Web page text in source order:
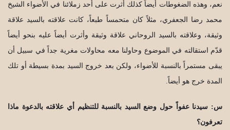
نعم، وهذه الضغوطات أيضاً كذلك أثرت على أحد زملائنا في الأضواء الشيخ
محمد رضا الجعفري، مثلاً كان متحمساً طبعاً، كانت علاقته بالسيد علاقة
وثيقة، وعلاقته بالسيد الروحاني علاقة وثيقة وأثرت أيضاً عليه بنحو أيضاً
قدّم استقالته في الموضوع وحاولنا معه محاولات مغرية جداً في سبيل أن
يبقى مستمراً بالنسبة للأضواء، ولكن بعد خروج السيد بمدة بسيطة أو تلك
المدة خرج هو أيضاً.
س: سيدنا عفواً حول وضع السيد بالنسبة للتنظيم أي علاقته بالدعوة ماذا
تعرفون؟